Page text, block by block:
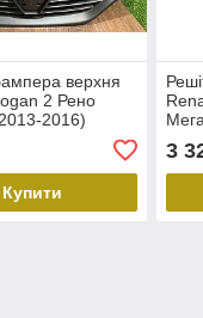
верхня
2 Рено
2016)
Купити
3